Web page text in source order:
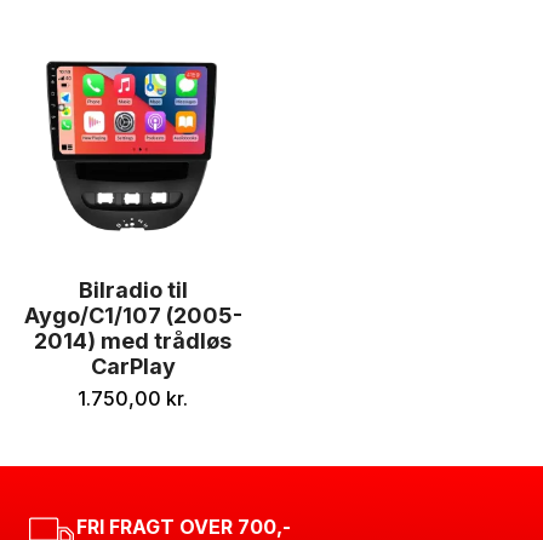
Bilradio til
Aygo/C1/107 (2005-
2014) med trådløs
CarPlay
1.750,00 kr.
FRI FRAGT OVER 700,-